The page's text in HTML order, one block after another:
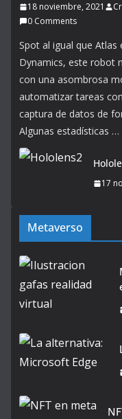
18 noviembre, 2021
0 Comments
Spot al igual que
Dynamics, este robot
con una asombrosa
automatizar tareas
captura de datos de
Algunas estadísticas
17
Metaverso